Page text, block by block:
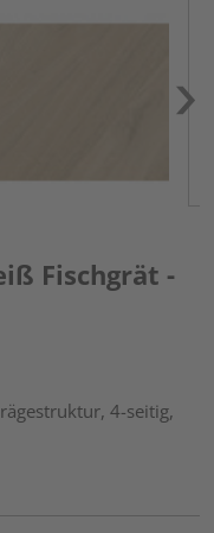
Fischgrät -
4-seitig,